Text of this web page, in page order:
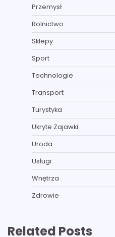
Przemysł
Rolnictwo
Sklepy
Sport
Technologie
Transport
Turystyka
Ukryte Zajawki
Uroda
Usługi
Wnętrza
Zdrowie
Related Posts